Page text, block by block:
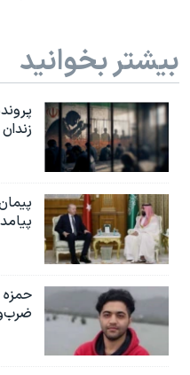
بیشتر بخوانید
زندان برای ۲۵
حمزه